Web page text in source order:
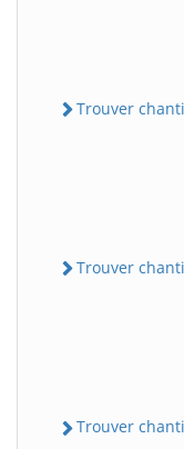
Trouver
Trouver
Trouver